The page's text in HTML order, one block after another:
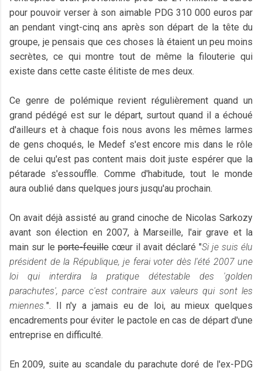
pour pouvoir verser à son aimable PDG 310 000 euros par
an pendant vingt-cinq ans après son départ de la tête du
groupe, je pensais que ces choses là étaient un peu moins
secrètes, ce qui montre tout de même la filouterie qui
existe dans cette caste élitiste de mes deux.
Ce genre de polémique revient régulièrement quand un
grand pédégé est sur le départ, surtout quand il a échoué
d'ailleurs et à chaque fois nous avons les mêmes larmes
de gens choqués, le Medef s'est encore mis dans le rôle
de celui qu'est pas content mais doit juste espérer que la
pétarade s'essouffle. Comme d'habitude, tout le monde
aura oublié dans quelques jours jusqu'au prochain.
On avait déjà assisté au grand cinoche de Nicolas Sarkozy
avant son élection en 2007, à Marseille, l'air grave et la
main sur le porte-feuille cœur il avait déclaré "Si je suis élu
président de la République, je ferai voter dès l'été 2007 une
loi qui interdira la pratique détestable des 'golden
parachutes', parce c'est contraire aux valeurs qui sont les
miennes.". Il n'y a jamais eu de loi, au mieux quelques
encadrements pour éviter le pactole en cas de départ d'une
entreprise en difficulté.
En 2009, suite au scandale du parachute doré de l'ex-PDG